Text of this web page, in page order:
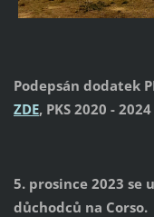
Podepsán dodatek
ZDE, PKS 2020 -
5. prosince 2023 se
důchodců na Corso.